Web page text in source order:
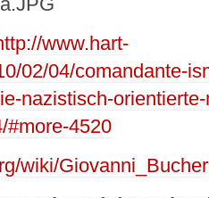
www.hart-
02/04/comandante-
nazistisch-
#more-4520
wiki/Giovanni_Bucher